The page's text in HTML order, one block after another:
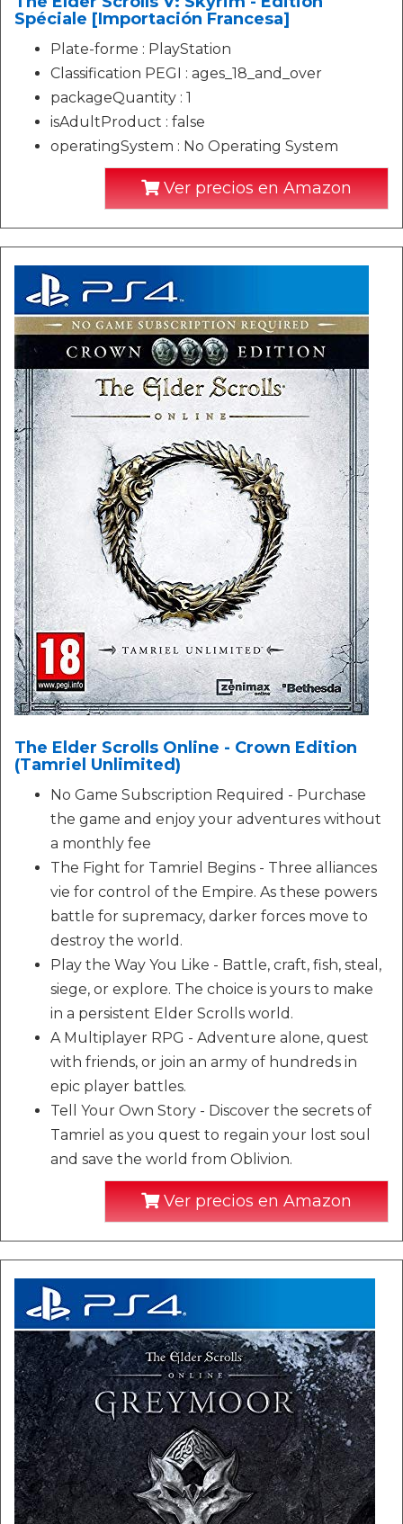
Spéciale [Importación Francesa]
Plate-forme : PlayStation
Classification PEGI : ages_18_and_over
packageQuantity : 1
isAdultProduct : false
operatingSystem : No Operating System
Ver precios en Amazon
The Elder Scrolls Online - Crown Edition
(Tamriel Unlimited)
No Game Subscription Required - Purchase
the game and enjoy your adventures without
a monthly fee
The Fight for Tamriel Begins - Three alliances
vie for control of the Empire. As these powers
battle for supremacy, darker forces move to
destroy the world.
Play the Way You Like - Battle, craft, fish, steal,
siege, or explore. The choice is yours to make
in a persistent Elder Scrolls world.
A Multiplayer RPG - Adventure alone, quest
with friends, or join an army of hundreds in
epic player battles.
Tell Your Own Story - Discover the secrets of
Tamriel as you quest to regain your lost soul
and save the world from Oblivion.
Ver precios en Amazon